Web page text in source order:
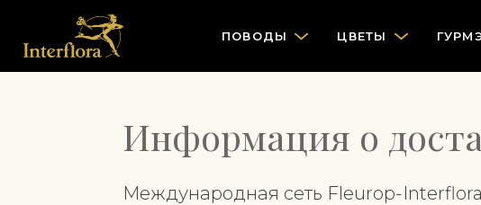
ПОВОДЫ ЦВЕТЫ
Информация о
Международная сеть Fleurop-Interflora